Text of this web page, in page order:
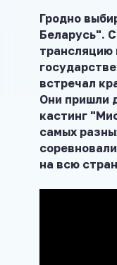
Гродно
Беларусь".
трансляцию
встречал
Они пришли
кастинг
самых
на всю